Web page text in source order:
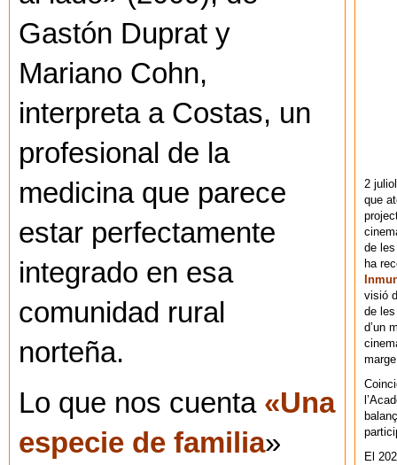
Gastón Duprat y
Mariano Cohn,
interpreta a Costas, un
profesional de la
medicina que parece
estar perfectamente
integrado en esa
comunidad rural
norteña.
Lo que nos cuenta «Una
especie de familia»
2
que
de
ha
visió
de
d’un
El